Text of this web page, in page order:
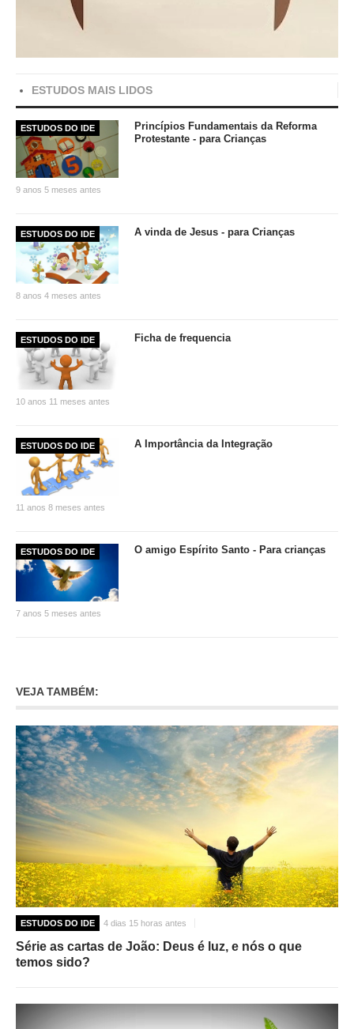
ESTUDOS MAIS LIDOS
ESTUDOS DO IDE
9 anos 5 meses antes
Princípios Fundamentais da Reforma
Protestante - para Crianças
ESTUDOS DO IDE
8 anos 4 meses antes
A vinda de Jesus - para Crianças
ESTUDOS DO IDE
10 anos 11 meses antes
Ficha de frequencia
ESTUDOS DO IDE
11 anos 8 meses antes
A Importância da Integração
ESTUDOS DO IDE
7 anos 5 meses antes
O amigo Espírito Santo - Para crianças
VEJA TAMBÉM:
ESTUDOS DO IDE 4 dias 15 horas antes
Série as cartas de João: Deus é luz, e nós o que
temos sido?